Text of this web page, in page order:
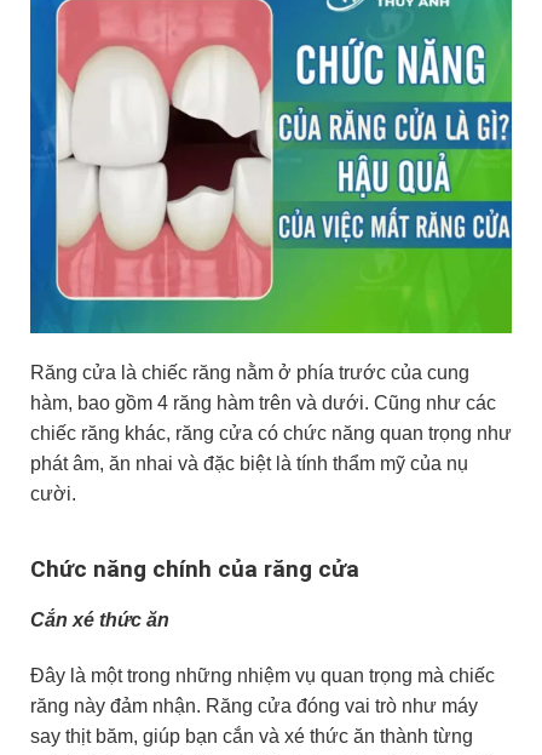
Răng cửa là chiếc răng nằm ở phía trước của cung
hàm, bao gồm 4 răng hàm trên và dưới. Cũng như các
chiếc răng khác, răng cửa có chức năng quan trọng như
phát âm, ăn nhai và đặc biệt là tính thẩm mỹ của nụ
cười.
Chức năng chính của răng cửa
Cắn xé thức ăn
Đây là một trong những nhiệm vụ quan trọng mà chiếc
răng này đảm nhận. Răng cửa đóng vai trò như máy
say thịt băm, giúp bạn cắn và xé thức ăn thành từng